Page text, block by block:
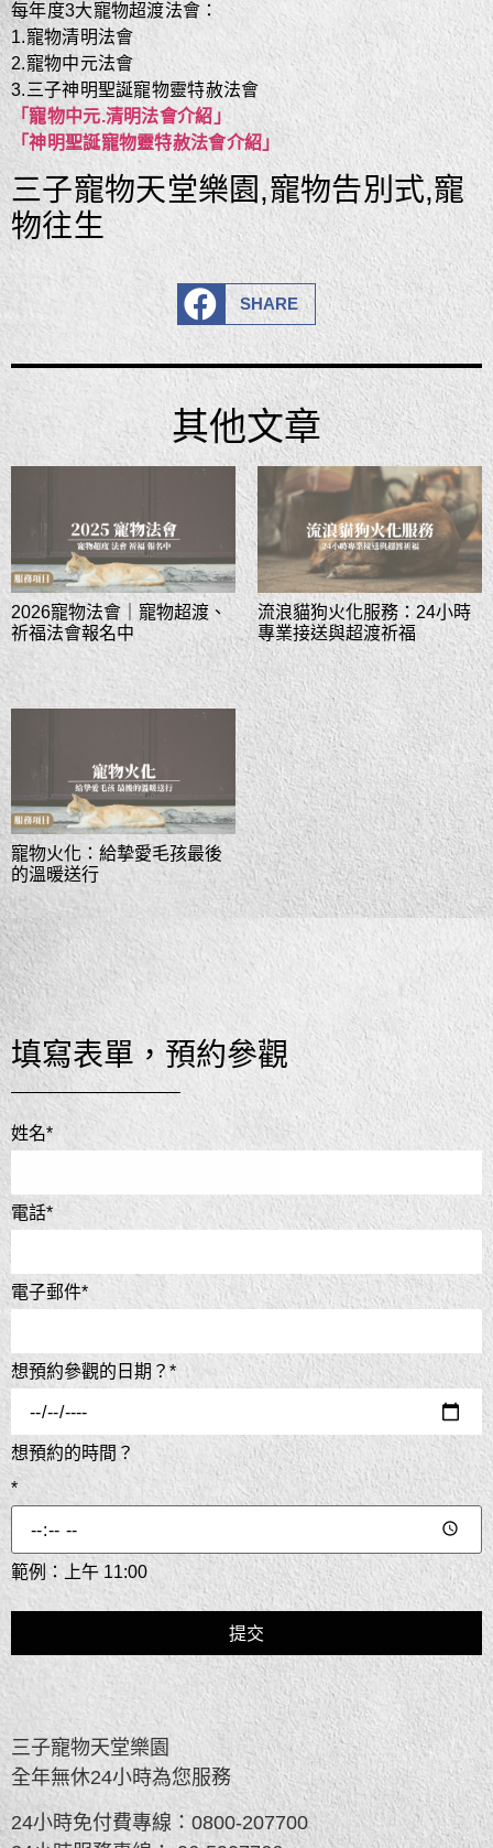
每年度3大寵物超渡法會：
1.寵物清明法會
2.寵物中元法會
3.三子神明聖誕寵物靈特赦法會
「寵物中元.清明法會介紹」
「神明聖誕寵物靈特赦法會介紹」
三子寵物天堂樂園,寵物告別式,寵
物往生
SHARE
其他文章
2026寵物法會｜寵物超渡、
祈福法會報名中
流浪貓狗火化服務：24小時
專業接送與超渡祈福
寵物火化：給摯愛毛孩最後
的溫暖送行
填寫表單，預約參觀
姓名*
電話*
電子郵件*
想預約參觀的日期？ *
想預約的時間？
*
範例：上午 11:00
三子寵物天堂樂園
全年無休24小時為您服務
24小時免付費專線： 0800-207700